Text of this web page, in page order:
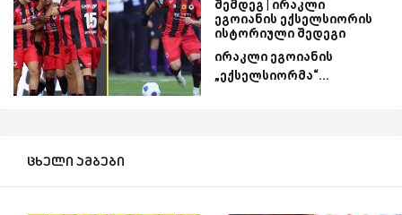
შემდეგ | ირაკლი
ეგოიანის ექსელსიორის
ისტორიული შედეგი
ირაკლი ეგოიანის
„ექსელსიორმა“...
ცხელი ამბები